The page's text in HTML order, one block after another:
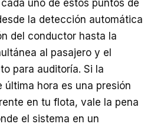
uno de estos puntos de
la detección automática
del conductor hasta la
al pasajero y el
para auditoría. Si la
última hora es una presión
en tu flota, vale la pena
el sistema en un